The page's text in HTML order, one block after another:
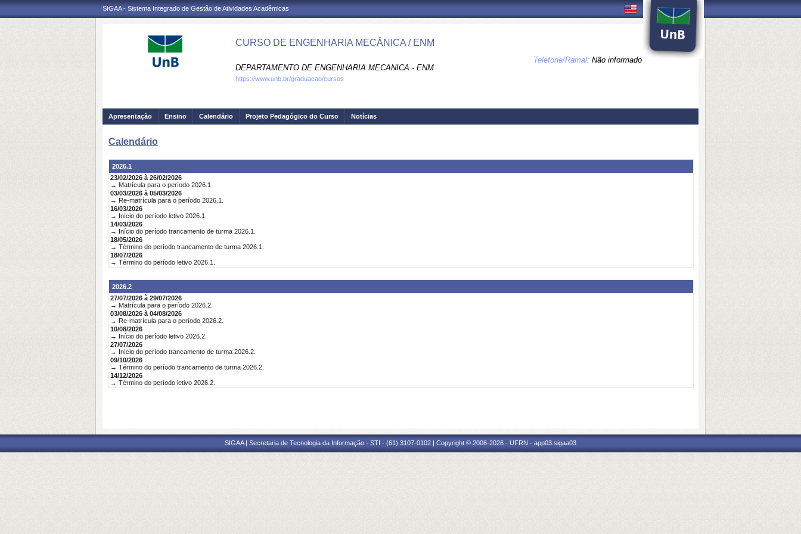
SIGAA - Sistema Integrado de Gestão de Atividades Acadêmicas
CURSO DE ENGENHARIA MECÂNICA / ENM
DEPARTAMENTO DE ENGENHARIA MECANICA - ENM
Telefone/Ramal: Não informado
https://www.unb.br/graduacao/cursos
Apresentação Ensino Calendário Projeto Pedagógico do Curso Notícias
Calendário
2026.1
23/02/2026 à 26/02/2026
→ Matrícula para o período 2026.1.
03/03/2026 à 05/03/2026
→ Re-matrícula para o período 2026.1.
16/03/2026
→ Início do período letivo 2026.1.
14/03/2026
→ Início do período trancamento de turma 2026.1.
18/05/2026
→ Término do período trancamento de turma 2026.1.
18/07/2026
→ Término do período letivo 2026.1.
2026.2
27/07/2026 à 29/07/2026
→ Matrícula para o período 2026.2.
03/08/2026 à 04/08/2026
→ Re-matrícula para o período 2026.2.
10/08/2026
→ Início do período letivo 2026.2.
27/07/2026
→ Início do período trancamento de turma 2026.2.
09/10/2026
→ Término do período trancamento de turma 2026.2.
14/12/2026
→ Término do período letivo 2026.2.
SIGAA | Secretaria de Tecnologia da Informação - STI - (61) 3107-0102 | Copyright © 2006-2026 - UFRN - app03.sigaa03